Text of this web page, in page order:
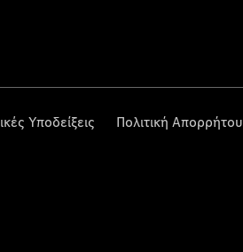
Υποδείξεις Πολιτική Απορρήτου